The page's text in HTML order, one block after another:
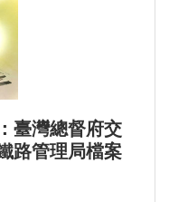
臺灣總督府交
路管理局檔案